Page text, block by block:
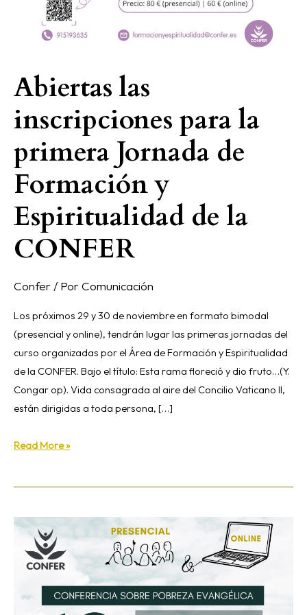
Abiertas las
inscripciones para la
primera Jornada de
Formación y
Espiritualidad de la
CONFER
Confer / Por Comunicación
Los próximos 29 y 30 de noviembre en formato bimodal
(presencial y online), tendrán lugar las primeras jornadas del
curso organizadas por el Área de Formación y Espiritualidad
de la CONFER. Bajo el título: Esta rama floreció y dio fruto…(Y.
Congar op). Vida consagrada al aire del Concilio Vaticano II,
están dirigidas a toda persona, […]
Read More »
Formación
para
reflexionar
cómo